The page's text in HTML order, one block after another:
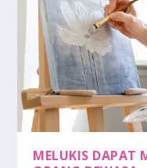
MELUKIS DAPAT